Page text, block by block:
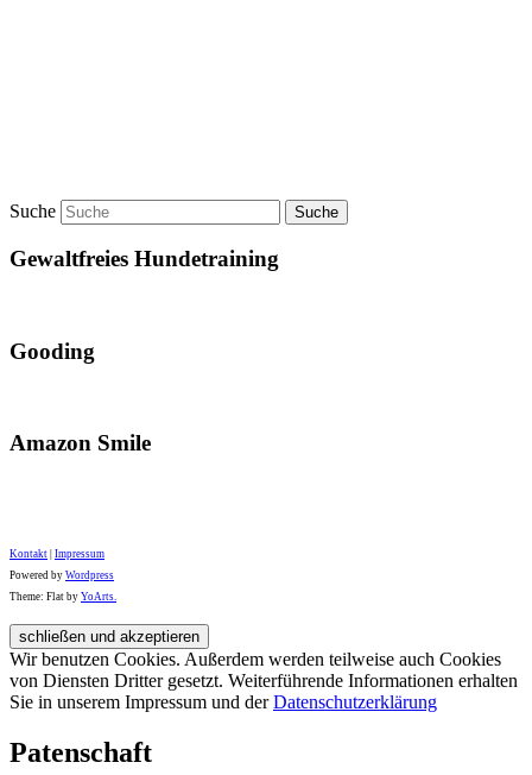
Suche
Gewaltfreies Hundetraining
Gooding
Amazon Smile
Kontakt Impressum
Powered by Wordpress
Theme: Flat by YoArts.
Wir benutzen Cookies. Außerdem werden teilweise auch Cookies
von Diensten Dritter gesetzt. Weiterführende Informationen erhalten
Sie in unserem Impressum und derDatenschutzerklärung
Patenschaft